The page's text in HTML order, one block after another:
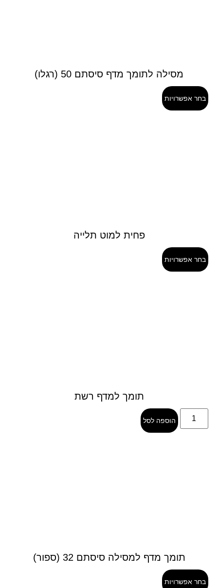
מסילה לתומך מדף סיסתם 50 (רגלו)
בחר אפשרויות
פחית למוט תלייה
בחר אפשרויות
תומך למדף רשת
הוספה לסל
תומך מדף למסילה סיסתם 32 (ספור)
בחר אפשרויות